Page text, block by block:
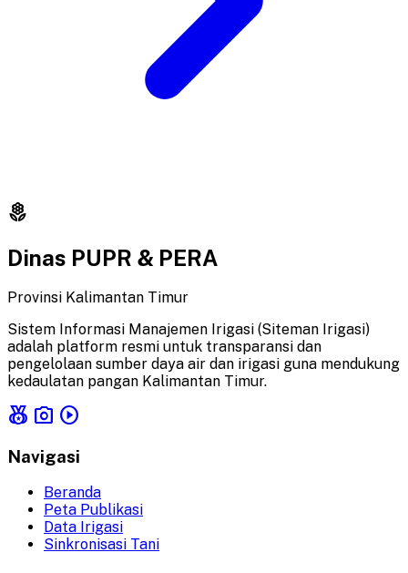
local_florist
Dinas PUPR & PERA
Provinsi Kalimantan Timur
Sistem Informasi Manajemen Irigasi (Siteman Irigasi)
adalah platform resmi untuk transparansi dan
pengelolaan sumber daya air dan irigasi guna mendukung
kedaulatan pangan Kalimantan Timur.
social_leaderboard photo_camera play_circle
Navigasi
Beranda
Peta Publikasi
Data Irigasi
Sinkronisasi Tani